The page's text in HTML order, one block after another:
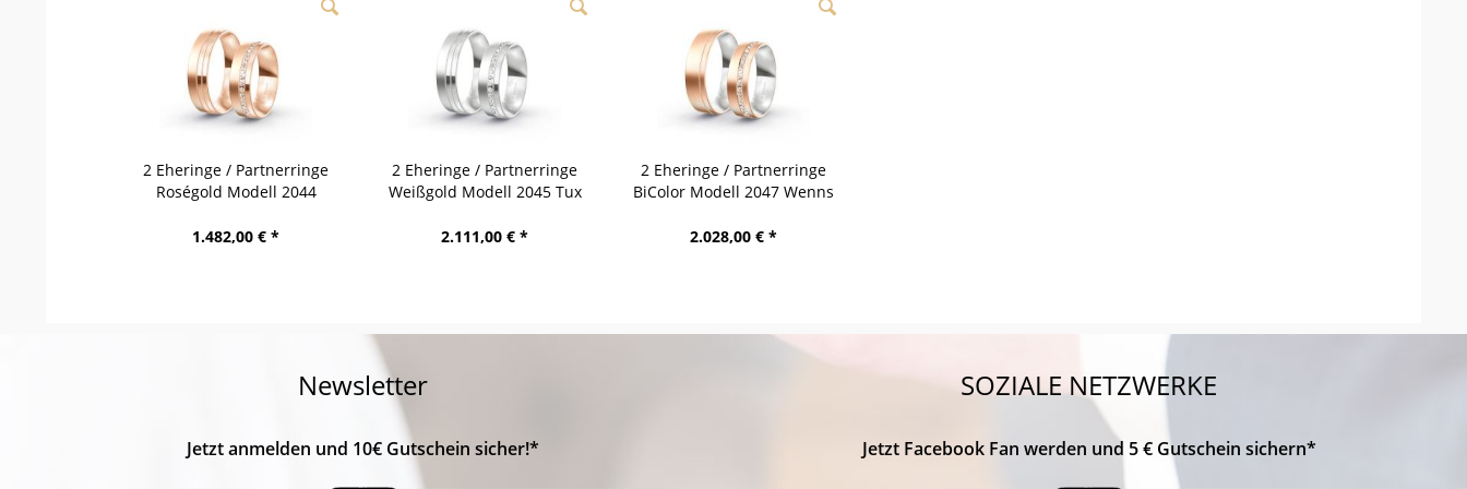
2 Eheringe / Partnerringe
Roségold Modell 2044
1.482,00 € *
2 Eheringe / Partnerringe
Weißgold Modell 2045 Tux
2.111,00 € *
2 Eheringe / Partnerringe
BiColor Modell 2047 Wenns
2.028,00 € *
Newsletter
Jetzt anmelden und 10€ Gutschein sicher!*
SOZIALE NETZWERKE
Jetzt Facebook Fan werden und 5 € Gutschein sichern*